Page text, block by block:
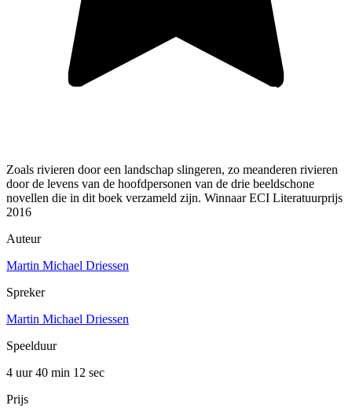
Zoals rivieren door een landschap slingeren, zo meanderen rivieren
door de levens van de hoofdpersonen van de drie beeldschone
novellen die in dit boek verzameld zijn. Winnaar ECI Literatuurprijs
2016
Auteur
Martin Michael Driessen
Spreker
Martin Michael Driessen
Speelduur
4 uur 40 min 12 sec
Prijs